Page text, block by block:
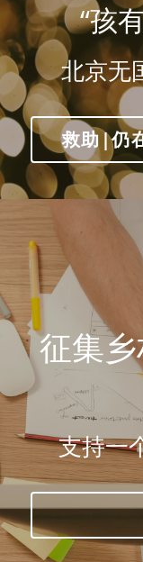
“孩
北京无
救助|仍
征集
支持一